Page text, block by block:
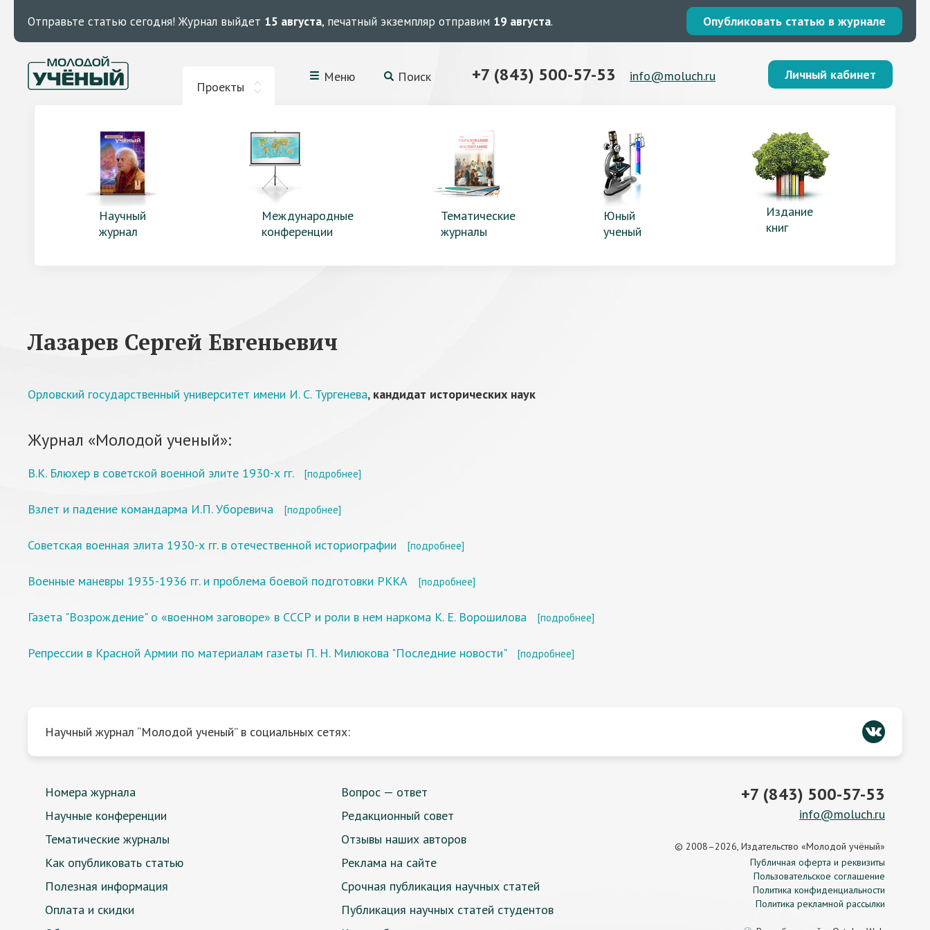
Отправьте статью сегодня! Журнал выйдет 15 августа, печатный экземпляр отправим 19 августа. Опубликовать статью в журнале
Проекты
Меню Поиск +7 (843) 500-57-53 info@moluch.ru Личный кабинет
Научный
журнал
Международные
конференции
Тематические
журналы
Юный
ученый
Издание
книг
Лазарев Сергей Евгеньевич
Орловский государственный университет имени И. С. Тургенева, кандидат исторических наук
Журнал «Молодой ученый»:
В.К. Блюхер в советской военной элите 1930-х гг. [подробнее]
Взлет и падение командарма И.П. Уборевича [подробнее]
Советская военная элита 1930-х гг. в отечественной историографии [подробнее]
Военные маневры 1935-1936 гг. и проблема боевой подготовки РККА [подробнее]
Газета "Возрождение" о «военном заговоре» в СССР и роли в нем наркома К. Е. Ворошилова [подробнее]
Репрессии в Красной Армии по материалам газеты П. Н. Милюкова "Последние новости" [подробнее]
Научный журнал “Молодой ученый” в социальных сетях:
Номера журнала
Научные конференции
Тематические журналы
Как опубликовать статью
Полезная информация
Оплата и скидки
Вопрос — ответ
Редакционный совет
Отзывы наших авторов
Реклама на сайте
Срочная публикация научных статей
Публикация научных статей студентов
+7 (843) 500-57-53
info@moluch.ru
© 2008–2026, Издательство «Молодой учёный»
Публичная оферта и реквизиты
Пользовательское соглашение
Политика конфиденциальности
Политика рекламной рассылки